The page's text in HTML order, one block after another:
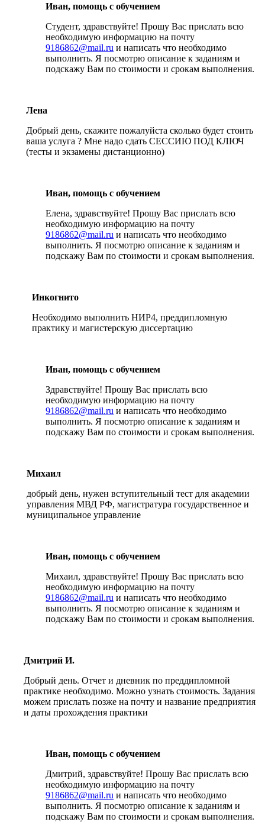
Иван, помощь с обучением
Студент, здравствуйте! Прошу Вас прислать всю
необходимую информацию на почту
9186862@mail.ru и написать что необходимо
выполнить. Я посмотрю описание к заданиям и
подскажу Вам по стоимости и срокам выполнения.
Лена
Добрый день, скажите пожалуйста сколько будет стоить
ваша услуга ? Мне надо сдать СЕССИЮ ПОД КЛЮЧ
(тесты и экзамены дистанционно)
Иван, помощь с обучением
Елена, здравствуйте! Прошу Вас прислать всю
необходимую информацию на почту
9186862@mail.ru и написать что необходимо
выполнить. Я посмотрю описание к заданиям и
подскажу Вам по стоимости и срокам выполнения.
Инкогнито
Необходимо выполнить НИР4, преддипломную
практику и магистерскую диссертацию
Иван, помощь с обучением
Здравствуйте! Прошу Вас прислать всю
необходимую информацию на почту
9186862@mail.ru и написать что необходимо
выполнить. Я посмотрю описание к заданиям и
подскажу Вам по стоимости и срокам выполнения.
Михаил
добрый день, нужен вступительный тест для академии
управления МВД РФ, магистратура государственное и
муниципальное управление
Иван, помощь с обучением
Михаил, здравствуйте! Прошу Вас прислать всю
необходимую информацию на почту
9186862@mail.ru и написать что необходимо
выполнить. Я посмотрю описание к заданиям и
подскажу Вам по стоимости и срокам выполнения.
Дмитрий И.
Добрый день. Отчет и дневник по преддипломной
практике необходимо. Можно узнать стоимость. Задания
можем прислать позже на почту и название предприятия
и даты прохождения практики
Иван, помощь с обучением
Дмитрий, здравствуйте! Прошу Вас прислать всю
необходимую информацию на почту
9186862@mail.ru и написать что необходимо
выполнить. Я посмотрю описание к заданиям и
подскажу Вам по стоимости и срокам выполнения.